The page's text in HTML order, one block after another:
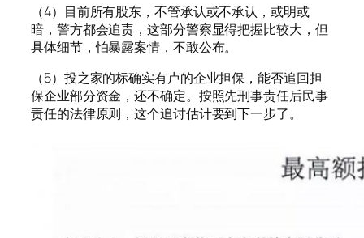
（4）目前所有股东，不管承认或不承认，或明或
暗，警方都会追责，这部分警察显得把握比较大，但
具体细节，怕暴露案情，不敢公布。
（5）投之家的标确实有卢的企业担保，能否追回担
保企业部分资金，还不确定。按照先刑事责任后民事
责任的法律原则，这个追讨估计要到下一步了。